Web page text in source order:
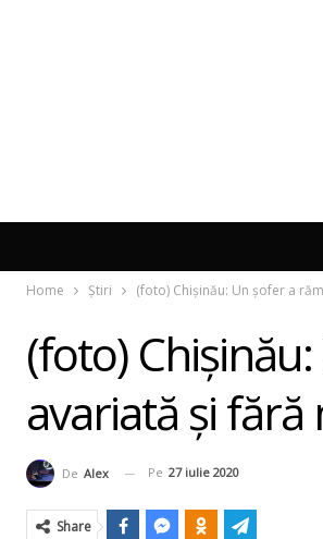
Home Știri (foto) Chişinău: Un şofer a
(foto)
avariată şi
De Alex Pe 27 iulie 2020
Share